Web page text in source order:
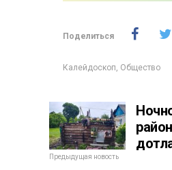
Поделиться
Калейдоскоп Общество
Предыдущая новость